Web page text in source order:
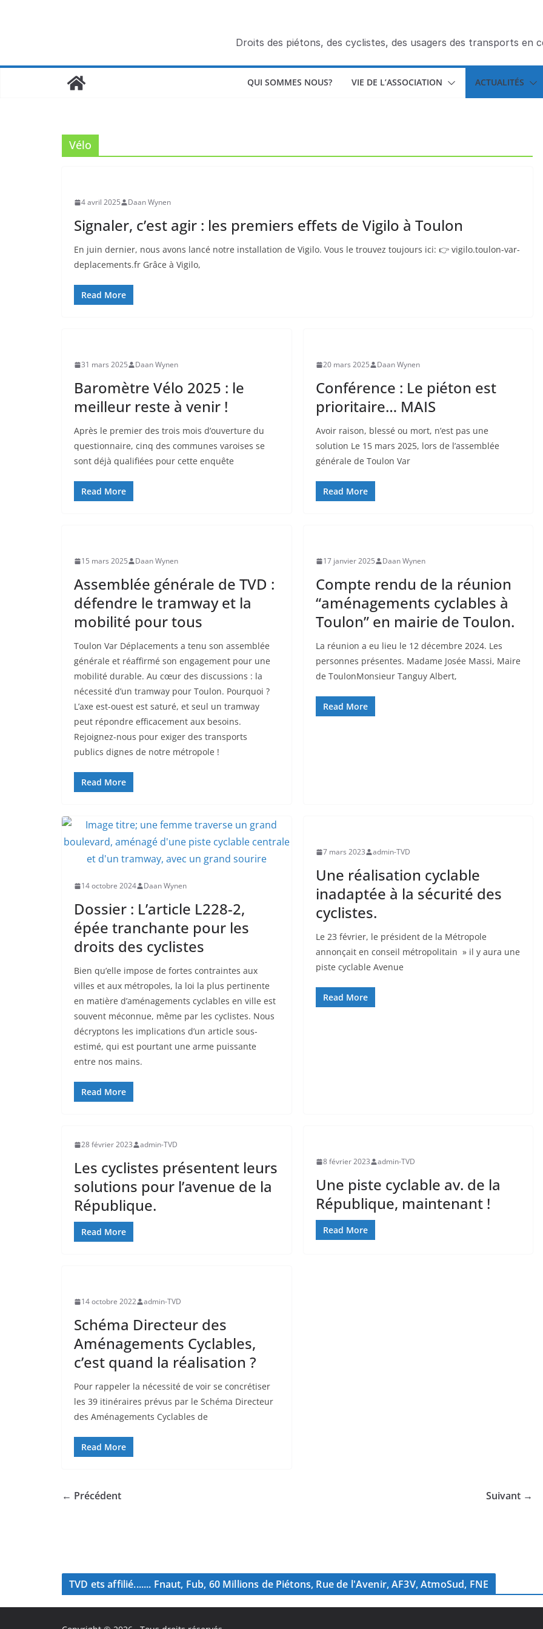
Droits des piétons, des cyclistes, des usagers des transports en
QUI SOMMES NOUS? VIE DE L’ASSOCIATION ACTUALITÉS
Vélo
4 avril 2025 Daan Wynen
Signaler, c’est agir : les premiers effets de Vigilo à Toulon
En juin dernier, nous avons lancé notre installation de Vigilo. Vous le trouvez toujours ici: 👉 vigilo.toulon-var-
deplacements.fr Grâce à Vigilo,
Read More
31 mars 2025 Daan Wynen
Baromètre Vélo 2025 : le
meilleur reste à venir !
Après le premier des trois mois d’ouverture du
questionnaire, cinq des communes varoises se
sont déjà qualifiées pour cette enquête
Read More
20 mars 2025 Daan Wynen
Conférence : Le piéton est
prioritaire… MAIS
Avoir raison, blessé ou mort, n’est pas une
solution Le 15 mars 2025, lors de l’assemblée
générale de Toulon Var
Read More
15 mars 2025 Daan Wynen
Assemblée générale de TVD :
défendre le tramway et la
mobilité pour tous
Toulon Var Déplacements a tenu son assemblée
générale et réaffirmé son engagement pour une
mobilité durable. Au cœur des discussions : la
nécessité d’un tramway pour Toulon. Pourquoi ?
L’axe est-ouest est saturé, et seul un tramway
peut répondre efficacement aux besoins.
Rejoignez-nous pour exiger des transports
publics dignes de notre métropole !
Read More
17 janvier 2025 Daan Wynen
Compte rendu de la réunion
“aménagements cyclables à
Toulon” en mairie de Toulon.
La réunion a eu lieu le 12 décembre 2024. Les
personnes présentes. Madame Josée Massi, Maire
de ToulonMonsieur Tanguy Albert,
Read More
14 octobre 2024 Daan Wynen
Dossier : L’article L228-2,
épée tranchante pour les
droits des cyclistes
Bien qu’elle impose de fortes contraintes aux
villes et aux métropoles, la loi la plus pertinente
en matière d’aménagements cyclables en ville est
souvent méconnue, même par les cyclistes. Nous
décryptons les implications d’un article sous-
estimé, qui est pourtant une arme puissante
entre nos mains.
Read More
7 mars 2023 admin-TVD
Une réalisation cyclable
inadaptée à la sécurité des
cyclistes.
Le 23 février, le président de la Métropole
annonçait en conseil métropolitain » il y aura une
piste cyclable Avenue
Read More
28 février 2023 admin-TVD
Les cyclistes présentent leurs
solutions pour l’avenue de la
République.
Read More
8 février 2023 admin-TVD
Une piste cyclable av. de la
République, maintenant !
Read More
14 octobre 2022 admin-TVD
Schéma Directeur des
Aménagements Cyclables,
c’est quand la réalisation ?
Pour rappeler la nécessité de voir se concrétiser
les 39 itinéraires prévus par le Schéma Directeur
des Aménagements Cyclables de
Read More
← Précédent Suivant →
TVD ets affilié....... Fnaut, Fub, 60 Millions de Piétons, Rue de l'Avenir, AF3V, AtmoSud, FNE